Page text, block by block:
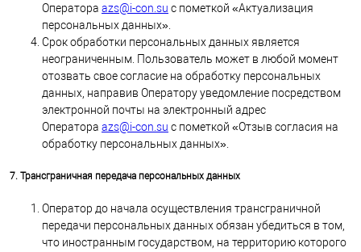
Оператора azs@i-con.su с пометкой «Актуализация
персональных данных».
Срок обработки персональных данных является
неограниченным. Пользователь может в любой момент
отозвать свое согласие на обработку персональных
данных, направив Оператору уведомление посредством
электронной почты на электронный адрес
Оператора azs@i-con.su с пометкой «Отзыв согласия на
обработку персональных данных».
7. Трансграничная передача персональных данных
Оператор до начала осуществления трансграничной
передачи персональных данных обязан убедиться в том,
что иностранным государством, на территорию которого